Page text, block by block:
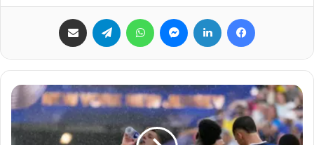
فيسبوك لينكدإن ماسنجر واتساب تيلقرام